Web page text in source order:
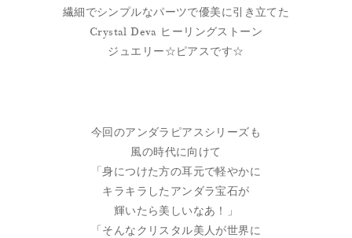
繊細でシンプルなパーツで優美に引き立てた
Crystal Deva ヒーリングストーン
ジュエリー☆ピアスです☆
今回のアンダラピアスシリーズも
風の時代に向けて
「身につけた方の耳元で軽やかに
キラキラしたアンダラ宝石が
輝いたら美しいなあ！」
「そんなクリスタル美人が世界に